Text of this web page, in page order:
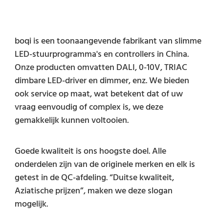
boqi is een toonaangevende fabrikant van slimme
LED-stuurprogramma's en controllers in China.
Onze producten omvatten DALI, 0-10V, TRIAC
dimbare LED-driver en dimmer, enz. We bieden
ook service op maat, wat betekent dat of uw
vraag eenvoudig of complex is, we deze
gemakkelijk kunnen voltooien.
Goede kwaliteit is ons hoogste doel. Alle
onderdelen zijn van de originele merken en elk is
getest in de QC-afdeling. “Duitse kwaliteit,
Aziatische prijzen”, maken we deze slogan
mogelijk.